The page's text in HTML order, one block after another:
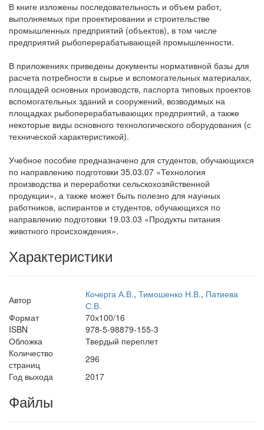
В книге изложены последовательность и объем работ,
выполняемых при проектировании и строительстве
промышленных предприятий (объектов), в том числе
предприятий рыбоперерабатывающей промышленности.
В приложениях приведены документы нормативной базы для
расчета потребности в сырье и вспомогательных материалах,
площадей основных производств, паспорта типовых проектов
вспомогательных зданий и сооружений, возводимых на
площадках рыбоперерабатывающих предприятий, а также
некоторые виды основного технологического оборудования (с
технической характеристикой).
Учебное пособие предназначено для студентов, обучающихся
по направлению подготовки 35.03.07 «Технология
производства и переработки сельскохозяйственной
продукции», а также может быть полезно для научных
работников, аспирантов и студентов, обучающихся по
направлению подготовки 19.03.03 «Продукты питания
животного происхождения».
Характеристики
Автор Кочерга А.В., Тимошенко Н.В., Патиева
С.В.
Формат
70х100/16
ISBN
978-5-98879-155-3
Обложка
Твердый переплет
Количество
страниц
296
Год выхода
2017
Файлы